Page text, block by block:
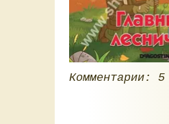
Комментарии: 5